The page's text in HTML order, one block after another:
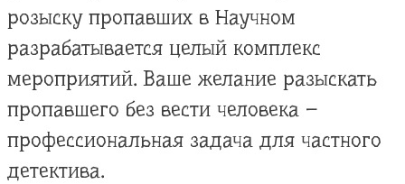
розыску пропавших в Научном
разрабатывается целый комплекс
мероприятий. Ваше желание разыскать
пропавшего без вести человека –
профессиональная задача для частного
детектива.